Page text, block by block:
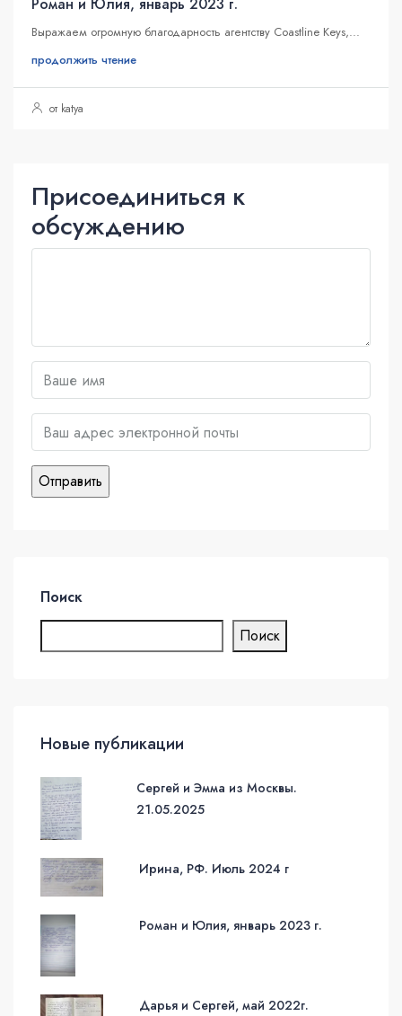
Роман и Юлия, январь 2023 г.
Выражаем огромную благодарность агентству Coastline Keys,...
продолжить чтение
от katya
Присоединиться к
обсуждению
Поиск
Поиск
Новые публикации
Сергей и Эмма из Москвы.
21.05.2025
Ирина, РФ. Июль 2024 г
Роман и Юлия, январь 2023 г.
Дарья и Сергей, май 2022г.